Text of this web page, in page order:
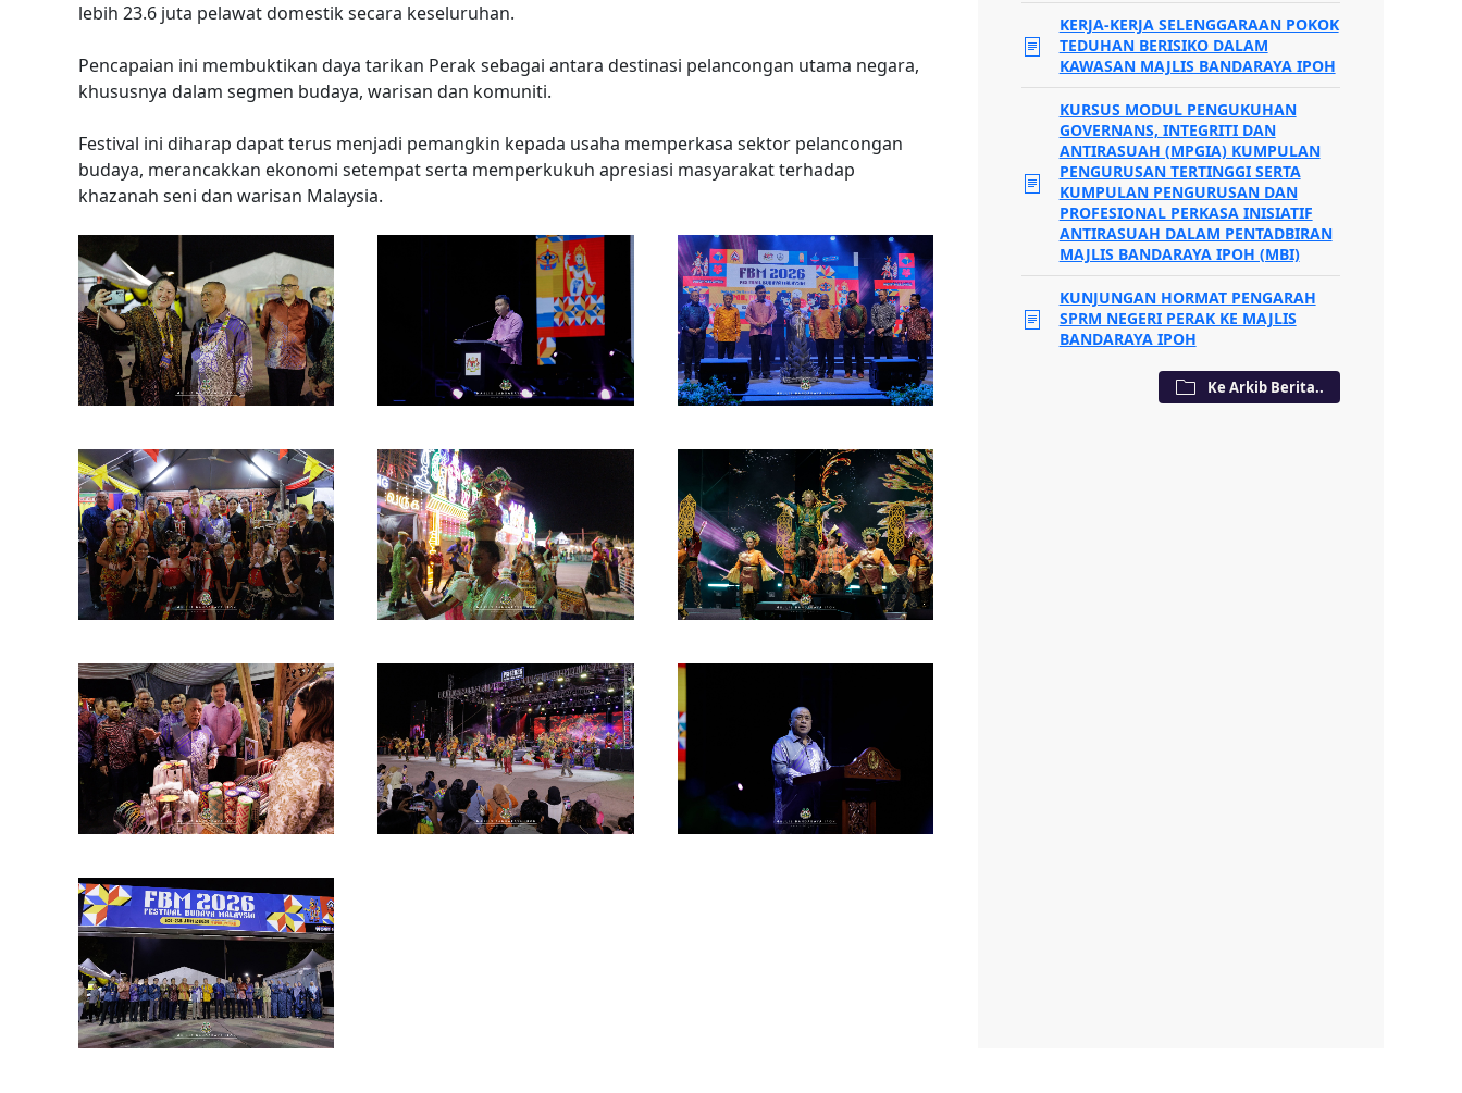
lebih 23.6 juta pelawat domestik secara keseluruhan.
Pencapaian ini membuktikan daya tarikan Perak sebagai antara destinasi pelancongan utama negara,
khususnya dalam segmen budaya, warisan dan komuniti.
Festival ini diharap dapat terus menjadi pemangkin kepada usaha memperkasa sektor pelancongan
budaya, merancakkan ekonomi setempat serta memperkukuh apresiasi masyarakat terhadap
khazanah seni dan warisan Malaysia.
KERJA-KERJA SELENGGARAAN POKOK
TEDUHAN BERISIKO DALAM
KAWASAN MAJLIS BANDARAYA IPOH
KURSUS MODUL PENGUKUHAN
GOVERNANS, INTEGRITI DAN
ANTIRASUAH (MPGIA) KUMPULAN
PENGURUSAN TERTINGGI SERTA
KUMPULAN PENGURUSAN DAN
PROFESIONAL PERKASA INISIATIF
ANTIRASUAH DALAM PENTADBIRAN
MAJLIS BANDARAYA IPOH (MBI)
KUNJUNGAN HORMAT PENGARAH
SPRM NEGERI PERAK KE MAJLIS
BANDARAYA IPOH
Ke Arkib Berita..